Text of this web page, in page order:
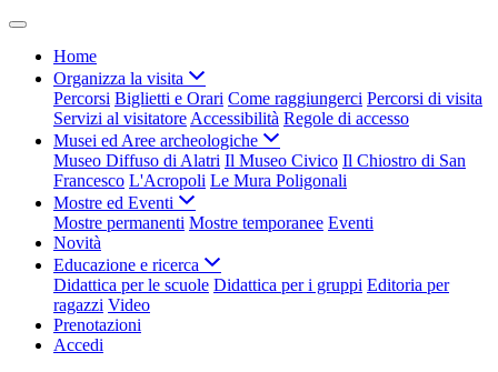
Home
Organizza la visita
Percorsi Biglietti e Orari Come raggiungerci Percorsi di visita
Servizi al visitatore Accessibilità Regole di accesso
Musei ed Aree archeologiche
Museo Diffuso di Alatri Il Museo Civico Il Chiostro di San
Francesco L'Acropoli Le Mura Poligonali
Mostre ed Eventi
Mostre permanenti Mostre temporanee Eventi
Novità
Educazione e ricerca
Didattica per le scuole Didattica per i gruppi Editoria per
ragazzi Video
Prenotazioni
Accedi